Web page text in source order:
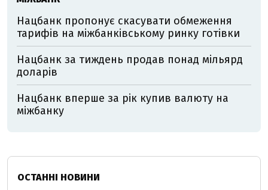
Нацбанк пропонує скасувати обмеження
тарифів на міжбанківському ринку готівки
Нацбанк за тиждень продав понад мільярд
доларів
Нацбанк вперше за рік купив валюту на
міжбанку
ОСТАННІ НОВИНИ